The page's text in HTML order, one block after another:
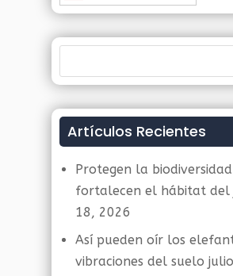
Artículos Recientes
Protegen la
fortalecen el hábitat del
18, 2026
Así pueden oír los
vibraciones del suelo